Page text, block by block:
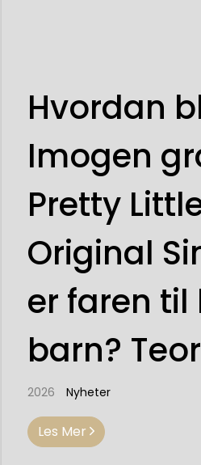
Hvordan
Imogen
Pretty
Original
er faren til
barn?
2026 Nyheter
Les Mer